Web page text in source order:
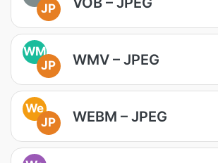
JP
WM
JP
WMV – JPEG
We
JP
WEBM – JPEG